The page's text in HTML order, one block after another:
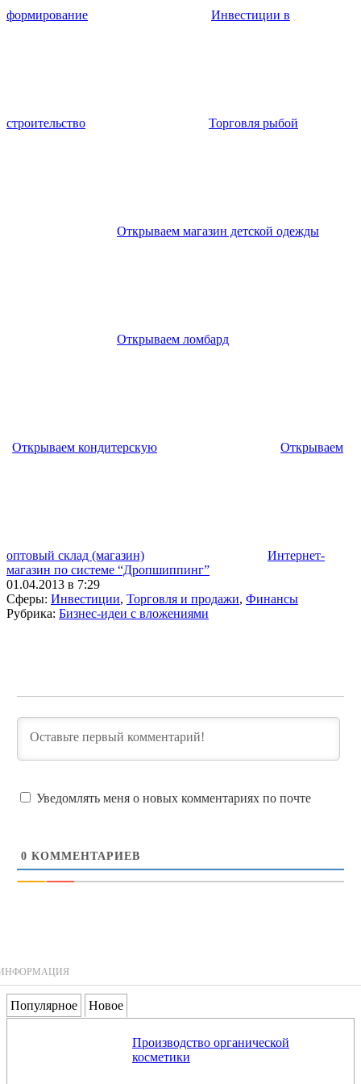
формирование Инвестиции в
строительство Торговля рыбой
Открываем магазин детской одежды
Открываем ломбард
Открываем кондитерскую Открываем
оптовый склад (магазин)
Интернет-
магазин по системе “Дропшиппинг”
01.04.2013 в 7:29
Сферы: Инвестиции, Торговля и продажи, Финансы
Рубрика: Бизнес-идеи с вложениями
Уведомлять меня о новых комментариях по почте
0 КОММЕНТАРИЕВ
Популярное Новое
Производство органической
косметики